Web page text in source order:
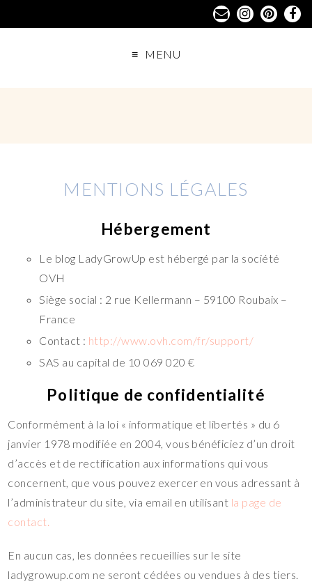
MENU
MENTIONS LÉGALES
Hébergement
Le blog LadyGrowUp est hébergé par la société
OVH
Siège social : 2 rue Kellermann – 59100 Roubaix –
France
Contact : http://www.ovh.com/fr/support/
SAS au capital de 10 069 020 €
Politique de confidentialité
Conformément à la loi « informatique et libertés » du 6
janvier 1978 modifiée en 2004, vous bénéficiez d’un droit
d’accès et de rectification aux informations qui vous
concernent, que vous pouvez exercer en vous adressant à
l’administrateur du site, via email en utilisant la page de
contact.
En aucun cas, les données recueillies sur le site
ladygrowup.com ne seront cédées ou vendues à des tiers.